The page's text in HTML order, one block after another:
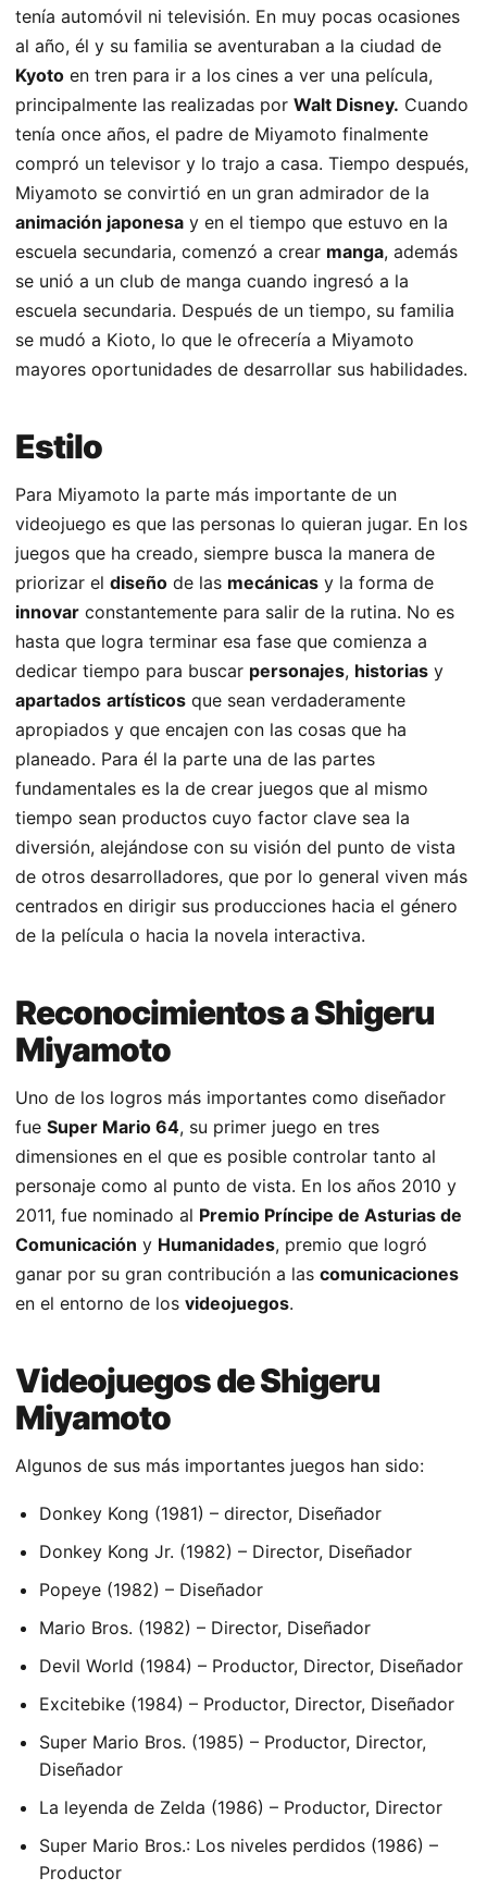
tenía automóvil ni televisión. En muy pocas ocasiones
al año, él y su familia se aventuraban a la ciudad de
Kyoto en tren para ir a los cines a ver una película,
principalmente las realizadas por Walt Disney. Cuando
tenía once años, el padre de Miyamoto finalmente
compró un televisor y lo trajo a casa. Tiempo después,
Miyamoto se convirtió en un gran admirador de la
animación japonesa y en el tiempo que estuvo en la
escuela secundaria, comenzó a crear manga, además
se unió a un club de manga cuando ingresó a la
escuela secundaria. Después de un tiempo, su familia
se mudó a Kioto, lo que le ofrecería a Miyamoto
mayores oportunidades de desarrollar sus habilidades.
Estilo
Para Miyamoto la parte más importante de un
videojuego es que las personas lo quieran jugar. En los
juegos que ha creado, siempre busca la manera de
priorizar el diseño de las mecánicas y la forma de
innovar constantemente para salir de la rutina. No es
hasta que logra terminar esa fase que comienza a
dedicar tiempo para buscar personajes, historias y
apartados artísticos que sean verdaderamente
apropiados y que encajen con las cosas que ha
planeado. Para él la parte una de las partes
fundamentales es la de crear juegos que al mismo
tiempo sean productos cuyo factor clave sea la
diversión, alejándose con su visión del punto de vista
de otros desarrolladores, que por lo general viven más
centrados en dirigir sus producciones hacia el género
de la película o hacia la novela interactiva.
Reconocimientos a Shigeru
Miyamoto
Uno de los logros más importantes como diseñador
fue Super Mario 64, su primer juego en tres
dimensiones en el que es posible controlar tanto al
personaje como al punto de vista. En los años 2010 y
2011, fue nominado al Premio Príncipe de Asturias de
Comunicación y Humanidades, premio que logró
ganar​ por su gran contribución a las comunicaciones
en el entorno de los videojuegos.
Videojuegos de Shigeru
Miyamoto
Algunos de sus más importantes juegos han sido:
Donkey Kong (1981) – director, Diseñador
Donkey Kong Jr. (1982) – Director, Diseñador
Popeye (1982) – Diseñador
Mario Bros. (1982) – Director, Diseñador
Devil World (1984) – Productor, Director, Diseñador
Excitebike (1984) – Productor, Director, Diseñador
Super Mario Bros. (1985) – Productor, Director,
Diseñador
La leyenda de Zelda (1986) – Productor, Director
Super Mario Bros.: Los niveles perdidos (1986) –
Productor